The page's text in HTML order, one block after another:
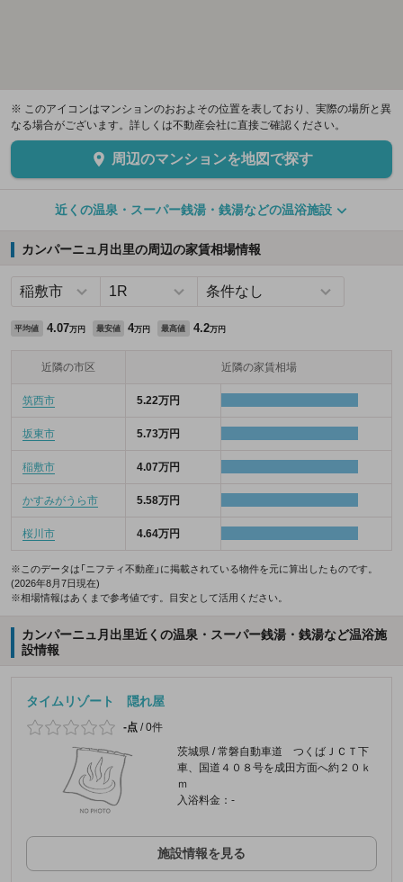
※ このアイコンはマンションのおおよその位置を表しており、実際の場所と異
なる場合がございます。詳しくは不動産会社に直接ご確認ください。
周辺のマンションを地図で探す
近くの温泉・スーパー銭湯・銭湯などの温浴施設
カンパーニュ月出里の周辺の家賃相場情報
平均値 4.07万円 最安値 4万円 最高値 4.2万円
近隣の市区 近隣の家賃相場
筑西市 5.22万円
坂東市 5.73万円
稲敷市 4.07万円
かすみがうら市 5.58万円
桜川市 4.64万円
※このデータは「ニフティ不動産」に掲載されている物件を元に算出したものです。
(2026年8月7日現在)
※相場情報はあくまで参考値です。目安として活用ください。
カンパーニュ月出里近くの温泉・スーパー銭湯・銭湯など温浴施
設情報
タイムリゾート 隠れ屋
-点 /0件
茨城県 / 常磐自動車道 つくばＪＣＴ下
車、国道４０８号を成田方面へ約２０ｋ
ｍ
入浴料金：-
施設情報を見る